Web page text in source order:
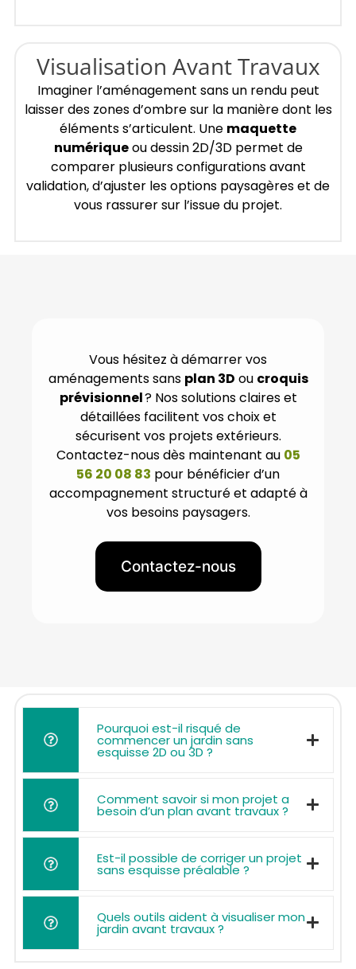
Visualisation Avant Travaux
Imaginer l’aménagement sans un rendu peut
laisser des zones d’ombre sur la manière dont les
éléments s’articulent. Une maquette
numériqueou dessin 2D/3D permet de
comparer plusieurs configurations avant
validation, d’ajuster les options paysagères et de
vous rassurer sur l’issue du projet.
Vous hésitez à démarrer vos
aménagements sans plan 3D ou croquis
prévisionnel? Nos solutions claires et
détaillées facilitent vos choix et
sécurisent vos projets extérieurs.
Contactez-nous dès maintenant au 05
56 20 08 83 pour bénéficier d’un
accompagnement structuré et adapté à
vos besoins paysagers.
Contactez-nous
Pourquoi est-il risqué de
commencer un jardin sans
esquisse 2D ou 3D ?
Comment savoir si mon projet a
besoin d’un plan avant travaux ?
Est-il possible de corriger un projet
sans esquisse préalable ?
Quels outils aident à visualiser mon
jardin avant travaux ?